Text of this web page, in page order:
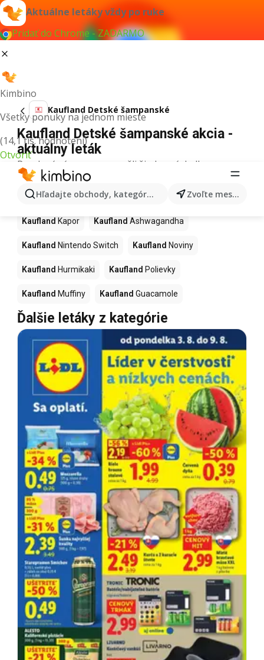
Aktuálne letáky vždy po ruke
Pridať do Chrome - ZADARMO
Kimbino
Všetky ponuky na jednom mieste
(14,1 tis. hodnotení)
Otvoriť
Hľadajte obchody, kategórie, produkty... Zvoľte mesto
Kaufland Detské šampanské
Kaufland Detské šampanské akcia -
aktuálny leták
Pre daný výraz sme nenašli žiadne výsledky.
Ďalšie produkty v obchodoch
Kaufland
Kaufland Kapor Kaufland Ashwagandha
Kaufland Nintendo Switch Kaufland Noviny
Kaufland Hurmikaki Kaufland Polievky
Kaufland Muffiny Kaufland Guacamole
Ďalšie letáky z kategórie